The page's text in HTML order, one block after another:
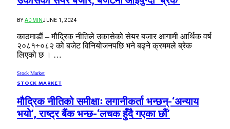
BY ADMINJUNE 1, 2024
काठमाडाैं – मौद्रिक नीतिले उकासेको सेयर बजार आगामी आर्थिक वर्ष
२०८१÷०८२ को बजेट विनियोजनपछि भने बढ्ने क्रममले ब्रेक
लिएको छ । …
Stock Market
STOCK MARKET
मौद्रिक नीतिको समीक्षाः लगानीकर्ता भन्छन्-‘अन्याय
भयो’, राष्ट्र बैंक भन्छ-‘लचक हुँदै गएका छौं’